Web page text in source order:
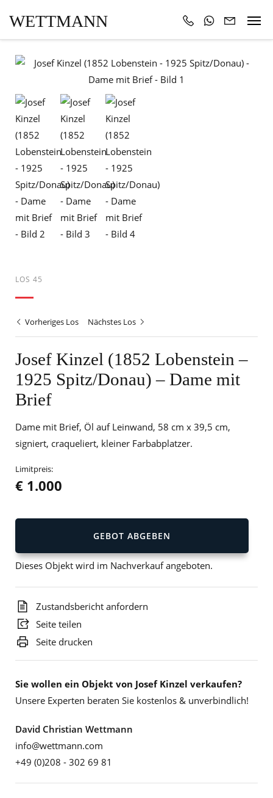
WETTMANN
LOS 45
Vorheriges Los Nächstes Los
Josef Kinzel (1852 Lobenstein –
1925 Spitz/Donau) – Dame mit
Brief
Dame mit Brief, Öl auf Leinwand, 58 cm x 39,5 cm,
signiert, craqueliert, kleiner Farbabplatzer.
Limitpreis:
€ 1.000
GEBOT ABGEBEN
Dieses Objekt wird im Nachverkauf angeboten.
Zustandsbericht anfordern
Seite teilen
Seite drucken
Sie wollen ein Objekt von Josef Kinzel verkaufen?
Unsere Experten beraten Sie kostenlos & unverbindlich!
David Christian Wettmann
info@wettmann.com
+49 (0)208 - 302 69 81